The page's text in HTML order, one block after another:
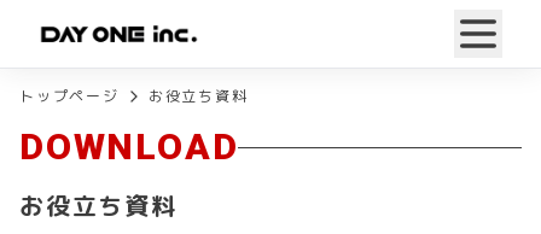
トップページ お役立ち資料
DOWNLOAD
お役立ち資料